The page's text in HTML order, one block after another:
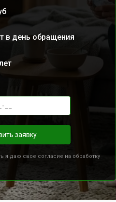
в день обращения
заявку
я даю свое согласие на обработку